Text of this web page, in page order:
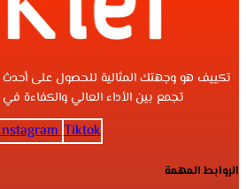
تكييف هو وجهتك المثالية للحصول على أحدث
تجمع بين الأداء العالي والكفاءة
Tiktok
الروابط المهمة